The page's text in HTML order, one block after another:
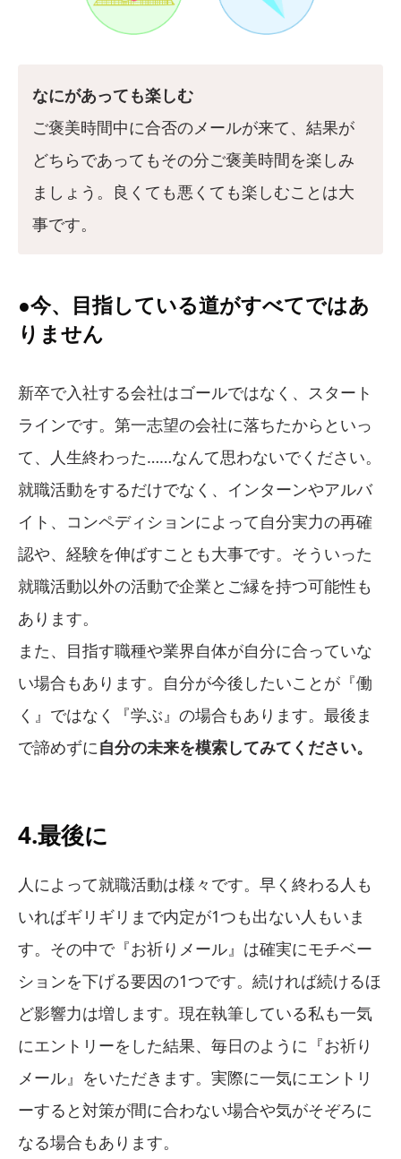
なにがあっても楽しむ
ご褒美時間中に合否のメールが来て、結果が
どちらであってもその分ご褒美時間を楽しみ
ましょう。良くても悪くても楽しむことは大
事です。
●今、目指している道がすべてではあ
りません
新卒で入社する会社はゴールではなく、スタート
ラインです。第一志望の会社に落ちたからといっ
て、人生終わった……なんて思わないでください。
就職活動をするだけでなく、インターンやアルバ
イト、コンペディションによって自分実力の再確
認や、経験を伸ばすことも大事です。そういった
就職活動以外の活動で企業とご縁を持つ可能性も
あります。
また、目指す職種や業界自体が自分に合っていな
い場合もあります。自分が今後したいことが『働
く』ではなく『学ぶ』の場合もあります。最後ま
で諦めずに自分の未来を模索してみてください。
4.最後に
人によって就職活動は様々です。早く終わる人も
いればギリギリまで内定が1つも出ない人もいま
す。その中で『お祈りメール』は確実にモチベー
ションを下げる要因の1つです。続ければ続けるほ
ど影響力は増します。現在執筆している私も一気
にエントリーをした結果、毎日のように『お祈り
メール』をいただきます。実際に一気にエントリ
ーすると対策が間に合わない場合や気がそぞろに
なる場合もあります。